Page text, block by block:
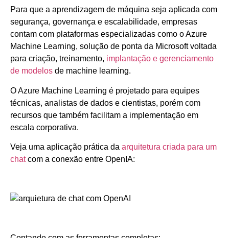
Para que a aprendizagem de máquina seja aplicada com
segurança, governança e escalabilidade, empresas
contam com plataformas especializadas como o Azure
Machine Learning, solução de ponta da Microsoft voltada
para criação, treinamento, implantação e gerenciamento
de modelos de machine learning.
O Azure Machine Learning é projetado para equipes
técnicas, analistas de dados e cientistas, porém com
recursos que também facilitam a implementação em
escala corporativa.
Veja uma aplicação prática da arquitetura criada para um
chatcom a conexão entre OpenIA: